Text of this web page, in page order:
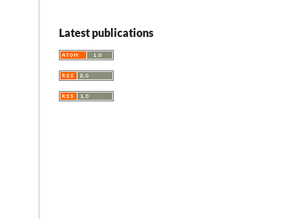
Latest publications